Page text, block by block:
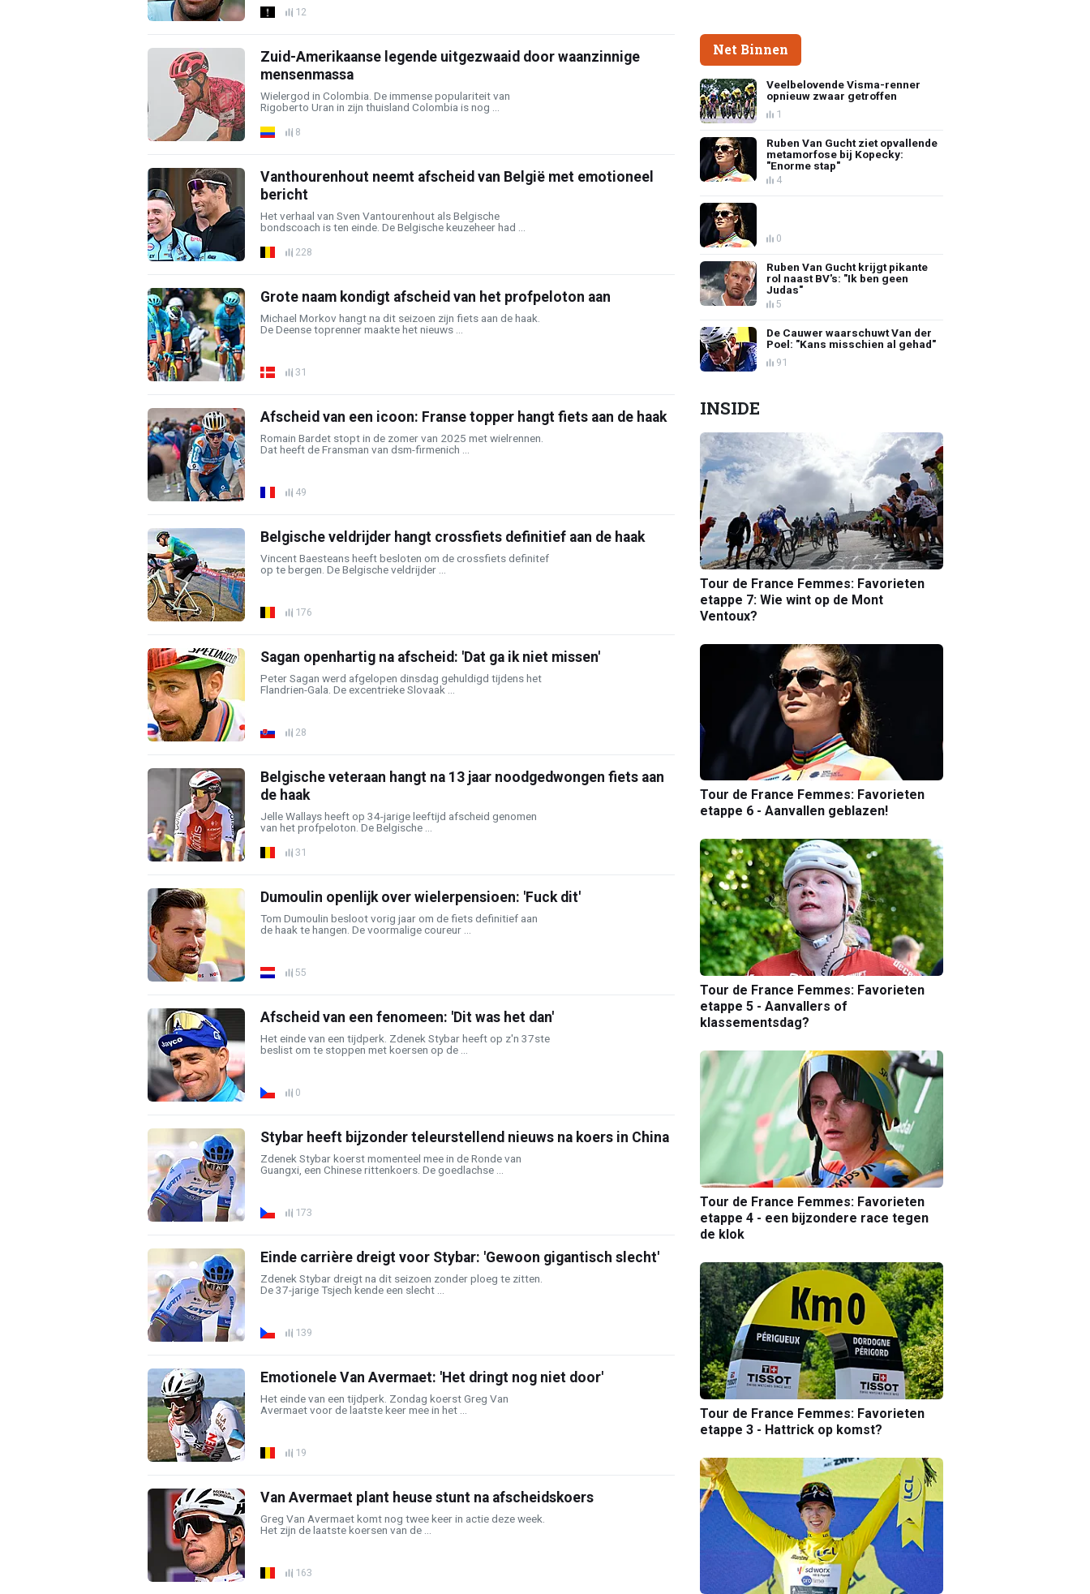
12
Zuid-Amerikaanse legende uitgezwaaid door waanzinnige
mensenmassa
Wielergod in Colombia. De immense populariteit van
Rigoberto Uran in zijn thuisland Colombia is nog ...
8
Vanthourenhout neemt afscheid van België met emotioneel
bericht
Het verhaal van Sven Vantourenhout als Belgische
bondscoach is ten einde. De Belgische keuzeheer had ...
228
Grote naam kondigt afscheid van het profpeloton aan
Michael Morkov hangt na dit seizoen zijn fiets aan de haak.
De Deense toprenner maakte het nieuws ...
31
Afscheid van een icoon: Franse topper hangt fiets aan de haak
Romain Bardet stopt in de zomer van 2025 met wielrennen.
Dat heeft de Fransman van dsm-firmenich ...
49
Belgische veldrijder hangt crossfiets definitief aan de haak
Vincent Baesteans heeft besloten om de crossfiets definitef
op te bergen. De Belgische veldrijder ...
176
Sagan openhartig na afscheid: 'Dat ga ik niet missen'
Peter Sagan werd afgelopen dinsdag gehuldigd tijdens het
Flandrien-Gala. De excentrieke Slovaak ...
28
Belgische veteraan hangt na 13 jaar noodgedwongen fiets aan
de haak
Jelle Wallays heeft op 34-jarige leeftijd afscheid genomen
van het profpeloton. De Belgische ...
31
Dumoulin openlijk over wielerpensioen: 'Fuck dit'
Tom Dumoulin besloot vorig jaar om de fiets definitief aan
de haak te hangen. De voormalige coureur ...
55
Afscheid van een fenomeen: 'Dit was het dan'
Het einde van een tijdperk. Zdenek Stybar heeft op z'n 37ste
beslist om te stoppen met koersen op de ...
0
Stybar heeft bijzonder teleurstellend nieuws na koers in China
Zdenek Stybar koerst momenteel mee in de Ronde van
Guangxi, een Chinese rittenkoers. De goedlachse ...
173
Einde carrière dreigt voor Stybar: 'Gewoon gigantisch slecht'
Zdenek Stybar dreigt na dit seizoen zonder ploeg te zitten.
De 37-jarige Tsjech kende een slecht ...
139
Emotionele Van Avermaet: 'Het dringt nog niet door'
Het einde van een tijdperk. Zondag koerst Greg Van
Avermaet voor de laatste keer mee in het ...
19
Van Avermaet plant heuse stunt na afscheidskoers
Greg Van Avermaet komt nog twee keer in actie deze week.
Het zijn de laatste koersen van de ...
163
Net Binnen
Veelbelovende Visma-renner
opnieuw zwaar getroffen
1
Ruben Van Gucht ziet opvallende
metamorfose bij Kopecky:
"Enorme stap"
4
0
Ruben Van Gucht krijgt pikante
rol naast BV's: "Ik ben geen
Judas"
5
De Cauwer waarschuwt Van der
Poel: "Kans misschien al gehad"
91
INSIDE
Tour de France Femmes: Favorieten
etappe 7: Wie wint op de Mont
Ventoux?
Tour de France Femmes: Favorieten
etappe 6 - Aanvallen geblazen!
Tour de France Femmes: Favorieten
etappe 5 - Aanvallers of
klassementsdag?
Tour de France Femmes: Favorieten
etappe 4 - een bijzondere race tegen
de klok
Tour de France Femmes: Favorieten
etappe 3 - Hattrick op komst?